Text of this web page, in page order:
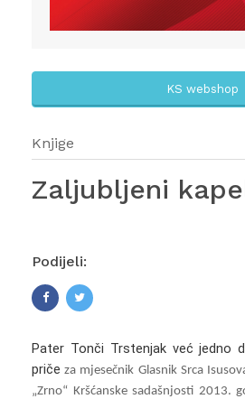
KS webshop
Knjige
Zaljubljeni
Podijeli:
Pater Tonči Trstenjak već jedno
priče za mjesečnik Glasnik Srca
„Zrno“ Kršćanske sadašnjosti 2013.